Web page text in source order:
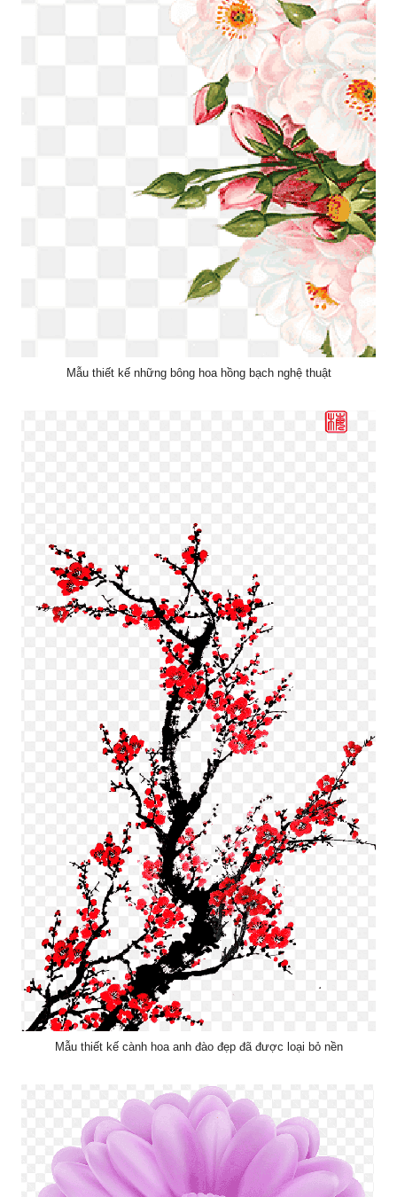
Mẫu thiết kế những bông hoa hồng bạch nghệ thuật
Mẫu thiết kế cành hoa anh đào đẹp đã được loại bỏ nền